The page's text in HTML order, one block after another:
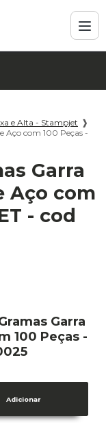
e Alta - Stampjet ❱
Aço com 100 Peças -
Garra
Aço com
- cod
Garra
100 Peças -